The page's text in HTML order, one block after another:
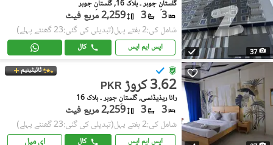
37
گلستانِِ جوہر ۔ بلاک 16, گلستانِ جوہر
3
3 2,259 مربع فیٹ
شامل کی:2 ہفتے پہل (تبدیلی کی گئی:23 گھنٹے پہلے)
ایس ایم ایس کال
ٹائیٹینیم
PKR 3.62 کروڑ
رانا ریذیڈنسی, گلستانِِ جوہر ۔ بلاک 16
3
3 2,259 مربع فیٹ
شامل کی:2 ہفتے پہل (تبدیلی کی گئی:23 گھنٹے پہلے)
ایس ایم ایس کال ای میل